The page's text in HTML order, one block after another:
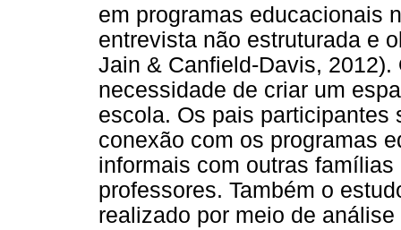
em programas educacionais
entrevista não estruturada e
Jain & Canfield-Davis,
necessidade de criar um
escola. Os pais
conexão com os programas
informais com outras
professores. Também o
realizado por meio de